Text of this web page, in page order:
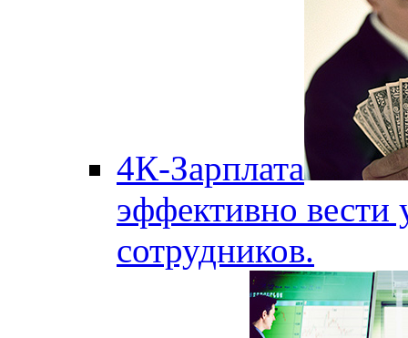
4К-Зарплата
эффективно вести
сотрудников.